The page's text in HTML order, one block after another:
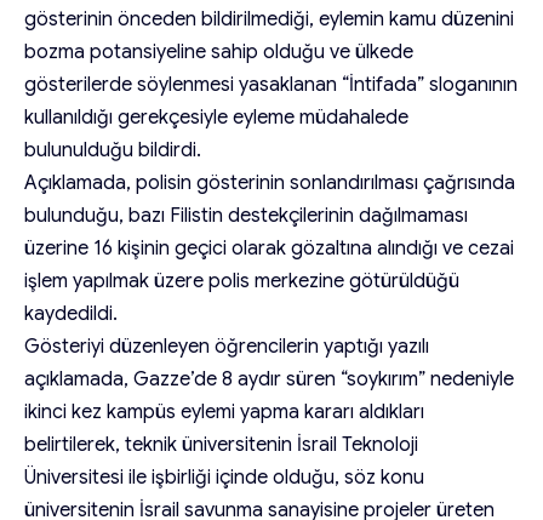
gösterinin önceden bildirilmediği, eylemin kamu düzenini
bozma potansiyeline sahip olduğu ve ülkede
gösterilerde söylenmesi yasaklanan “İntifada” sloganının
kullanıldığı gerekçesiyle eyleme müdahalede
bulunulduğu bildirdi.
Açıklamada, polisin gösterinin sonlandırılması çağrısında
bulunduğu, bazı Filistin destekçilerinin dağılmaması
üzerine 16 kişinin geçici olarak gözaltına alındığı ve cezai
işlem yapılmak üzere polis merkezine götürüldüğü
kaydedildi.
Gösteriyi düzenleyen öğrencilerin yaptığı yazılı
açıklamada, Gazze’de 8 aydır süren “soykırım” nedeniyle
ikinci kez kampüs eylemi yapma kararı aldıkları
belirtilerek, teknik üniversitenin İsrail Teknoloji
Üniversitesi ile işbirliği içinde olduğu, söz konu
üniversitenin İsrail savunma sanayisine projeler üreten